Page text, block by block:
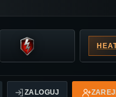
ZALOGUJ